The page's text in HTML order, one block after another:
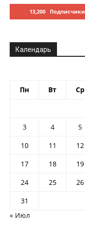
13,200 Подписчики
Календарь
Пн Вт Ср
3
4 5
10
11 12
17
18 19
24
25 26
31
« Июл